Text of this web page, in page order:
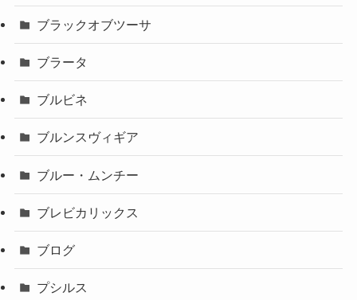
ブラックオブツーサ
ブラータ
ブルビネ
ブルンスヴィギア
ブルー・ムンチー
ブレビカリックス
ブログ
プシルス